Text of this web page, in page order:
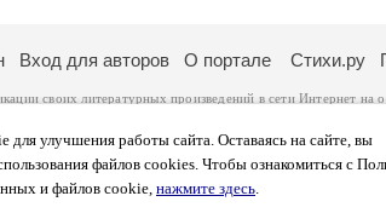
улучшения работы сайта. Оставаясь на сайте, вы
файлов cookies. Чтобы ознакомиться с
и файлов cookie, нажмите здесь.
Вход для авторов О портале Стихи.ру
своих литературных произведений в сети Интернет на
произведений возможна только с согласия его
на основании
. Вы также можете посмотреть более подробную
которые в общей сумме просматривают более
цифры: количество просмотров и количество посетителей.